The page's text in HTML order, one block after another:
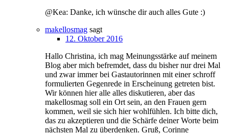
@Kea: Danke, ich wünsche dir auch alles Gute :)
makellosmag sagt
12. Oktober 2016
Hallo Christina, ich mag Meinungsstärke auf meinem
Blog aber mich befremdet, dass du bisher nur drei Mal
und zwar immer bei Gastautorinnen mit einer schroff
formulierten Gegenrede in Erscheinung getreten bist.
Wir können hier alle alles diskutieren, aber das
makellosmag soll ein Ort sein, an den Frauen gern
kommen, weil sie sich hier wohlfühlen. Ich bitte dich,
das zu akzeptieren und die Schärfe deiner Worte beim
nächsten Mal zu überdenken. Gruß, Corinne